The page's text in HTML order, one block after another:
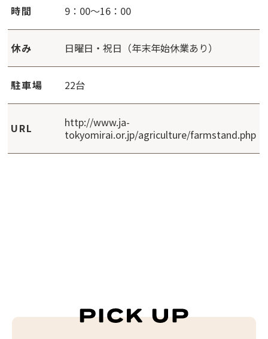
時間 9：00～16：00
休み 日曜日・祝日（年末年始休業あり）
駐車場 22台
URL
http://www.ja-
tokyomirai.or.jp/agriculture/farmstand.php